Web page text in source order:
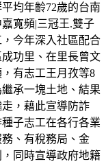
均年齡72歲的台南
寬頻|三冠王.雙子
今年深入社區配合
功里、在里長曾文
有志工王月孜等8
承一塊土地、結果
，藉此宣導防詐
子志工在各行各業
、有稅務局、金
同時宣導政府地籍